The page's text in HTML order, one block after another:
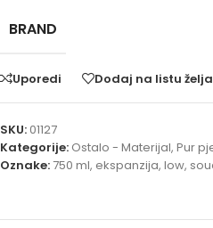
BRAND
Uporedi Dodaj na listu želja
SKU: 01127
Kategorije: Ostalo - Materijal, Pur
Oznake:750 ml, ekspanzija, low,